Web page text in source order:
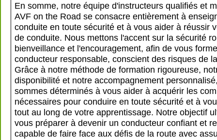
En somme, notre équipe d'instructeurs qualifiés et
AVF on the Road se consacre entièrement à
conduite en toute sécurité et à vous aider à réussir
de conduite. Nous mettons l'accent sur la sécurité
bienveillance et l'encouragement, afin de vous
conducteur responsable, conscient des risques de
Grâce à notre méthode de formation rigoureuse,
disponibilité et notre accompagnement
sommes déterminés à vous aider à acquérir les
nécessaires pour conduire en toute sécurité et à
tout au long de votre apprentissage. Notre objectif
vous préparer à devenir un conducteur confiant et
capable de faire face aux défis de la route avec